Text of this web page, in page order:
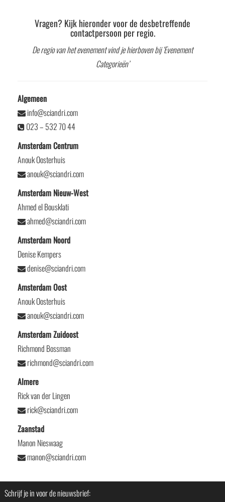
Vragen? Kijk hieronder voor de desbetreffende
contactpersoon per regio.
De regio van het evenement vind je hierboven bij ‘Evenement
Categorieën’
Algemeen
info@sciandri.com
023 – 532 70 44
Amsterdam Centrum
Anouk Oosterhuis
anouk@sciandri.com
Amsterdam Nieuw-West
Ahmed el Bousklati
ahmed@sciandri.com
Amsterdam Noord
Denise Kempers
denise@sciandri.com
Amsterdam Oost
Anouk Oosterhuis
anouk@sciandri.com
Amsterdam Zuidoost
Richmond Bossman
richmond@sciandri.com
Almere
Rick van der Lingen
rick@sciandri.com
Zaanstad
Manon Nieswaag
manon@sciandri.com
Schrijf je in voor de nieuwsbrief: